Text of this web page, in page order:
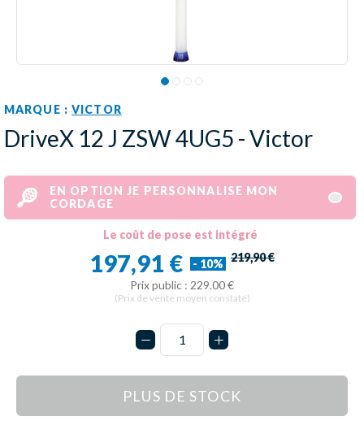
MARQUE :VICTOR
DriveX 12 J ZSW 4UG5 - Victor
EN OPTION JE PERSONNALISE MON
CORDAGE
Le coût de pose est intégré
197,91 € - 10% 219,90 €
Prix public : 229.00 €
(Prix de vente moyen constaté)
PLUS DE STOCK